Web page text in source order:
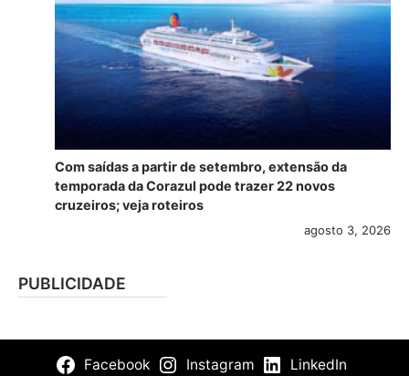
Com saídas a partir de setembro, extensão da
temporada da Corazul pode trazer 22 novos
cruzeiros; veja roteiros
agosto 3, 2026
PUBLICIDADE
Facebook Instagram
LinkedIn